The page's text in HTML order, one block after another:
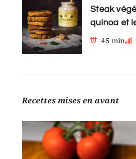
Steak
quinoa et
45 min
Recettes mises en avant